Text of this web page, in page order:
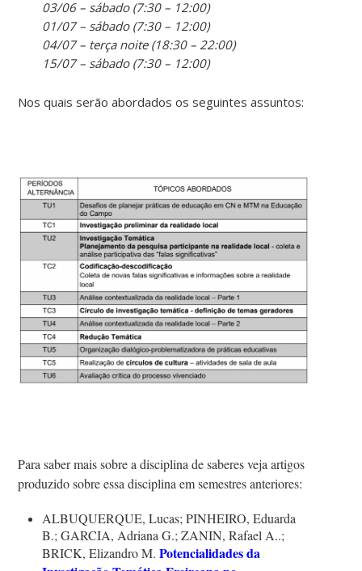
03/06 – sábado (7:30 – 12:00)
01/07 – sábado (7:30 – 12:00)
04/07 – terça noite (18:30 – 22:00)
15/07 – sábado (7:30 – 12:00)
Nos quais serão abordados os seguintes assuntos:
Para saber mais sobre a disciplina de saberes veja artigos
produzidosobre essa disciplina emsemestres anteriores:
ALBUQUERQUE, Lucas; PINHEIRO, Eduarda
B.; GARCIA, Adriana G.; ZANIN, Rafael A..;
BRICK, Elizandro M.Potencialidades da